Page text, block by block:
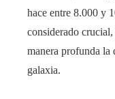
hace entre 8.000 y
considerado
manera profunda la
galaxia.